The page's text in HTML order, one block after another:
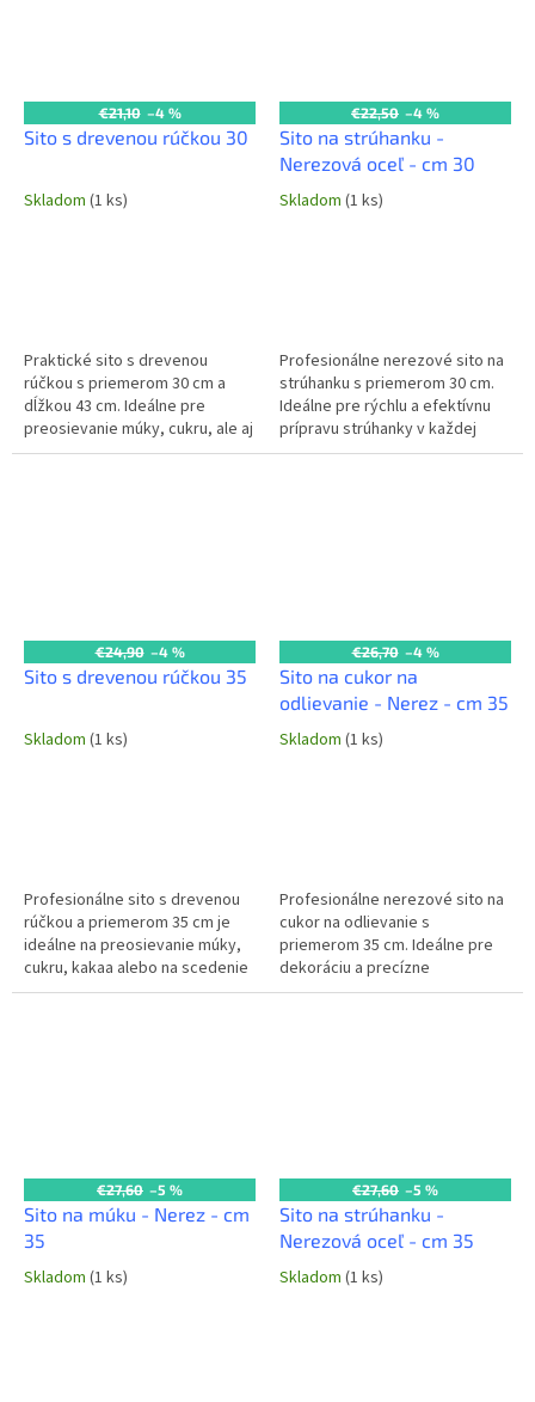
€21,10 –4 %
Sito s drevenou rúčkou 30
Skladom (1 ks)
Praktické sito s drevenou
rúčkou s priemerom 30 cm a
dĺžkou 43 cm. Ideálne pre
preosievanie múky, cukru, ale aj
na scedenie ovocia či zeleniny v
€22,50 –4 %
Sito na strúhanku -
Nerezová oceľ - cm 30
Skladom (1 ks)
Profesionálne nerezové sito na
strúhanku s priemerom 30 cm.
Ideálne pre rýchlu a efektívnu
prípravu strúhanky v každej
komerčnej kuchyni.
€24,90 –4 %
Sito s drevenou rúčkou 35
Skladom (1 ks)
Profesionálne sito s drevenou
rúčkou a priemerom 35 cm je
ideálne na preosievanie múky,
cukru, kakaa alebo na scedenie
väčších objemov surovín v
€26,70 –4 %
Sito na cukor na
odlievanie - Nerez - cm 35
Skladom (1 ks)
Profesionálne nerezové sito na
cukor na odlievanie s
priemerom 35 cm. Ideálne pre
dekoráciu a precízne
dávkovanie cukru v každej
€27,60 –5 %
Sito na múku - Nerez - cm
35
Skladom (1 ks)
€27,60 –5 %
Sito na strúhanku -
Nerezová oceľ - cm 35
Skladom (1 ks)